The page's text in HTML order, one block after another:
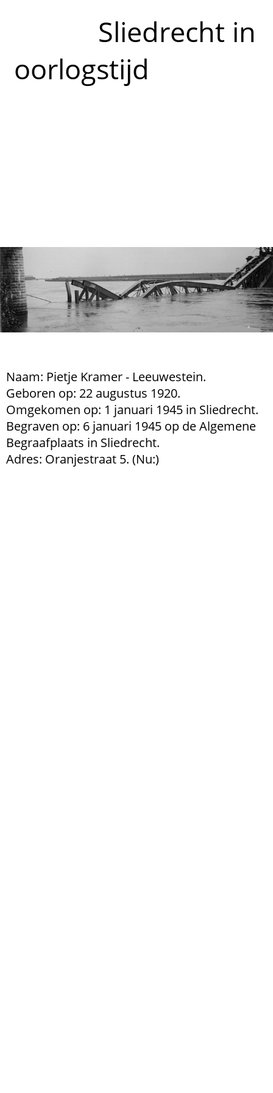
Sliedrecht in
oorlogstijd
Naam: Pietje Kramer - Leeuwestein.
Geboren op: 22 augustus 1920.
Omgekomen op: 1 januari 1945 in Sliedrecht.
Begraven op: 6 januari 1945 op de Algemene
Begraafplaats in Sliedrecht.
Adres: Oranjestraat 5. (Nu:)